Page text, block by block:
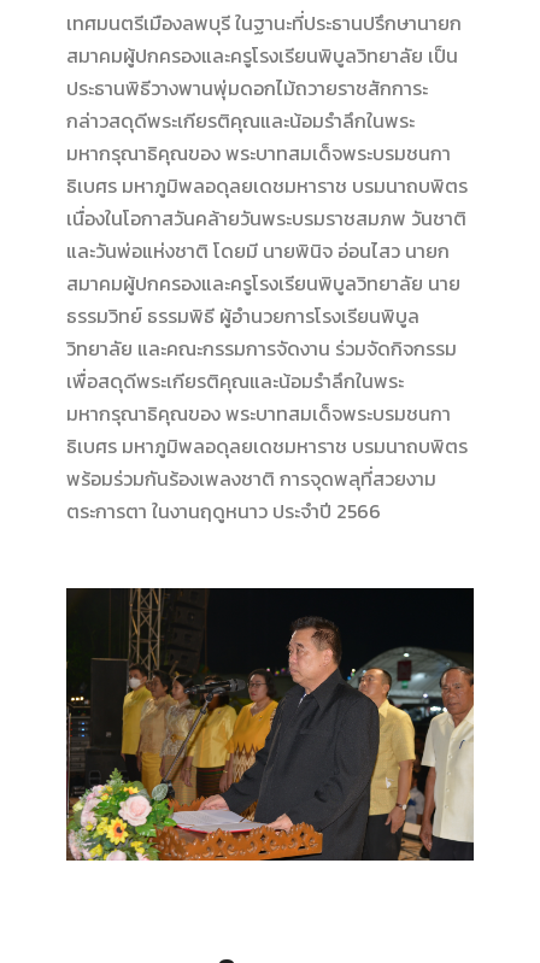
เทศมนตรีเมืองลพบุรี ในฐานะที่ประธานปรึกษานายก
สมาคมผู้ปกครองและครูโรงเรียนพิบูลวิทยาลัย เป็น
ประธานพิธีวางพานพุ่มดอกไม้ถวายราชสักการะ
กล่าวสดุดีพระเกียรติคุณและน้อมรำลึกในพระ
มหากรุณาธิคุณของ พระบาทสมเด็จพระบรมชนกา
ธิเบศร มหาภูมิพลอดุลยเดชมหาราช บรมนาถบพิตร
เนื่องในโอกาสวันคล้ายวันพระบรมราชสมภพ วันชาติ
และวันพ่อแห่งชาติ โดยมี นายพินิจ อ่อนไสว นายก
สมาคมผู้ปกครองและครูโรงเรียนพิบูลวิทยาลัย นาย
ธรรมวิทย์ ธรรมพิธี ผู้อำนวยการโรงเรียนพิบูล
วิทยาลัย และคณะกรรมการจัดงาน ร่วมจัดกิจกรรม
เพื่อสดุดีพระเกียรติคุณและน้อมรำลึกในพระ
มหากรุณาธิคุณของ พระบาทสมเด็จพระบรมชนกา
ธิเบศร มหาภูมิพลอดุลยเดชมหาราช บรมนาถบพิตร
พร้อมร่วมกันร้องเพลงชาติ การจุดพลุที่สวยงาม
ตระการตา ในงานฤดูหนาว ประจำปี 2566